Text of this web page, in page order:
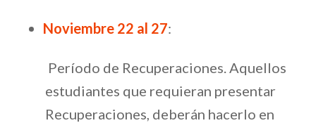
Noviembre 22 al 27:
Período de Recuperaciones. Aquellos
estudiantes que requieran presentar
Recuperaciones, deberán hacerlo en